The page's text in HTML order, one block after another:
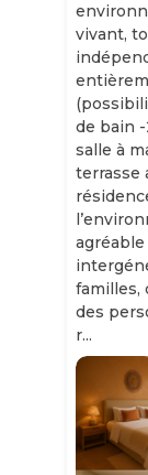
vivant,
de bain
salle à
terrasse
familles,
des
r...
Slide 1 of